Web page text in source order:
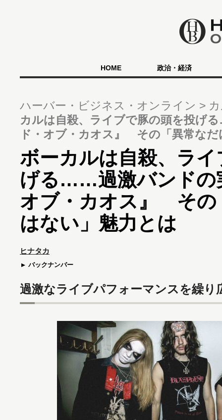
HOME 政治・経済
ハーバー・ビジネス・オンライン
カルは自殺、ライブで豚の頭を投げ
ド・オブ・カオス』 その「異常な
ボーカルは自殺、ラ
げる……過激バンドの
オブ・カオス』 その
はない」魅力とは
ヒナタカ
バックナンバー
過激なライブパフォーマンスを繰り